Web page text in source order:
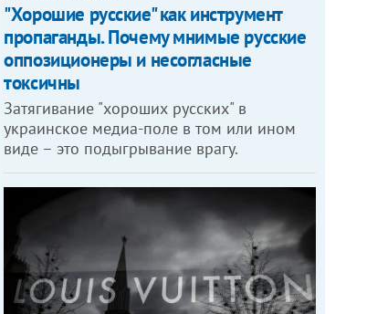
"Хорошие русские" как инструмент
пропаганды. Почему мнимые русские
оппозиционеры и несогласные
токсичны
Затягивание "хороших русских" в
украинское медиа-поле в том или ином
виде – это подыгрывание врагу.